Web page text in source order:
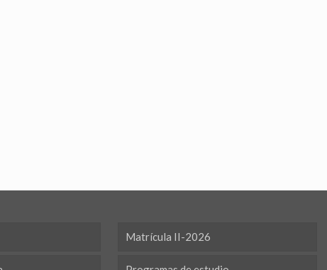
Matrícula II-2026